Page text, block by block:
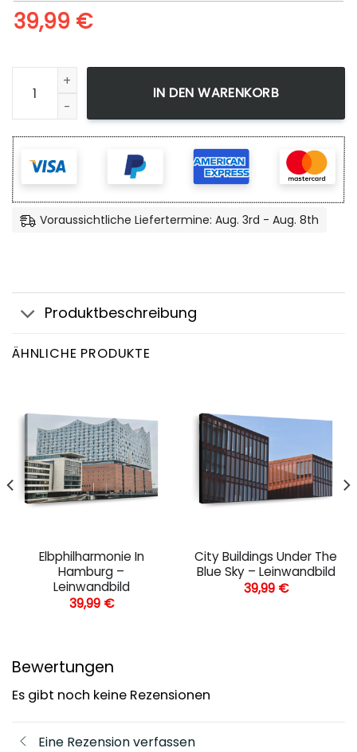
39,99 €
Trains In A Subway Station In Hamburg - Leinwandbild
IN DEN WARENKORB
Voraussichtliche Liefertermine: Aug. 3rd - Aug. 8th
Produktbeschreibung
ÄHNLICHE PRODUKTE
Elbphilharmonie In
Hamburg –
Leinwandbild
39,99 €
City Buildings Under The
Blue Sky – Leinwandbild
39,99 €
Bewertungen
Es gibt noch keine Rezensionen
Eine Rezension verfassen